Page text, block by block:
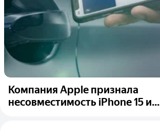
Компания Apple признала
несовместимость iPhone 15 и...